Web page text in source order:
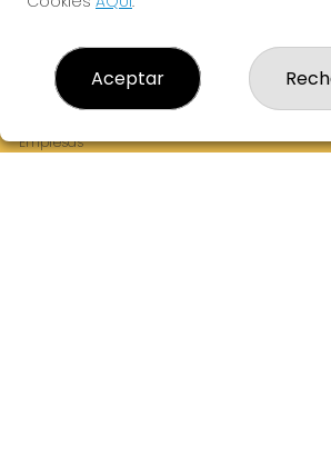
¿Quiénes somos?
Comprar lotería
Resultados
Empresas
Aceptar